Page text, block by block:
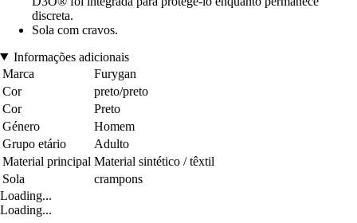
discreta.
Sola com cravos.
Informações adicionais
Marca
Furygan
Cor
preto/preto
Cor
Preto
Género
Homem
Grupo etário
Adulto
Material principal Material sintético / têxtil
Sola
crampons
Loading...
Loading...